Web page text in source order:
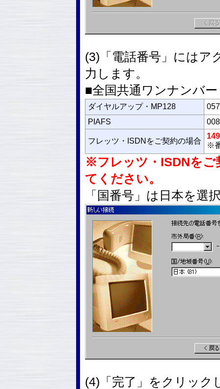
(3)「電話番号」にはア
力します。
■全国共通ワンナンバー
ダイヤルアップ・MP128
PIAFS
フレッツ・ISDNをご契約の場合
※
※フレッツ・ISDNをご
てください。
「国番号」は日本を選
(4)「完了」をクリック